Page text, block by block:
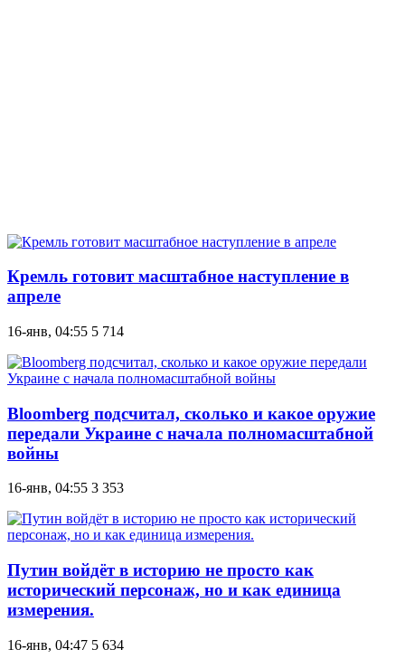
Кремль готовит масштабное наступление в
апреле
16-янв, 04:55 5 714
Bloomberg подсчитал, сколько и какое оружие
передали Украине с начала полномасштабной
войны
16-янв, 04:55 3 353
Путин войдёт в историю не просто как
исторический персонаж, но и как единица
измерения.
16-янв, 04:47 5 634